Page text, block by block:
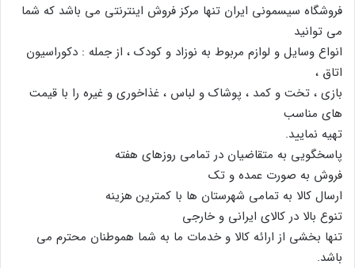
فروشگاه سیسمونی ایران تنها مرکز فروش اینترنتی می باشد که شما
می توانید
انواع وسایل و لوازم مربوط به نوزاد و کودک ، از جمله : دکوراسیون
اتاق ،
بازی ، تخت و کمد ، پوشاک و لباس ، غذاخوری و غیره را با قیمت
های مناسب
تهیه نمایید.
پاسخگویی به متقاضیان در تمامی روزهای هفته
فروش به صورت عمده و تک
ارسال کالا به تمامی شهرستان ها با کمترین هزینه
تنوع بالا در کالای ایرانی و خارجی
تنها بخشی از ارائه کالا و خدمات ما به شما هموطنان محترم می
باشد.